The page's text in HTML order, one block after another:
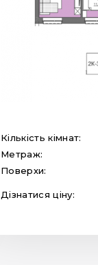
Кількість кімнат:
Метраж:
Поверхи:
Дізнатися ціну: